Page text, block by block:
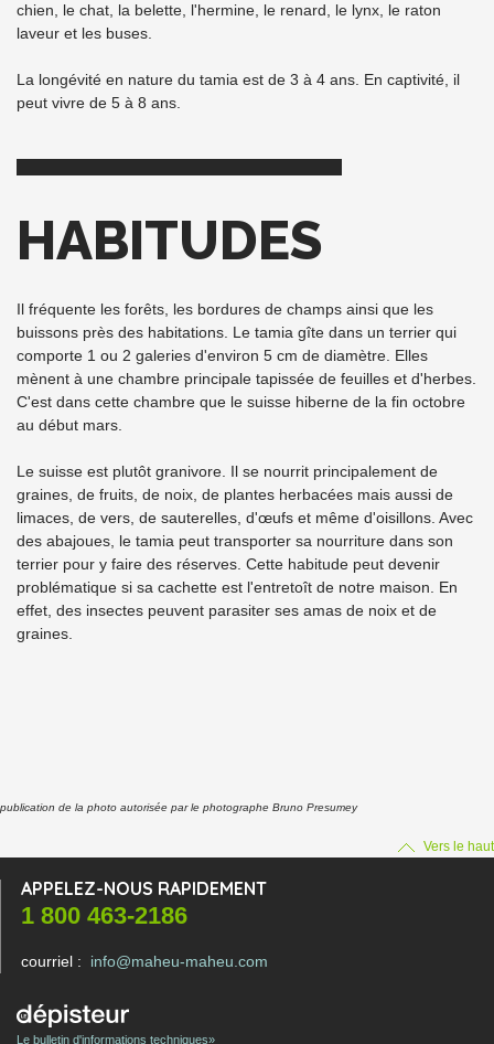
chien, le chat, la belette, l'hermine, le renard, le lynx, le raton
laveur et les buses.
La longévité en nature du tamia est de 3 à 4 ans. En captivité, il
peut vivre de 5 à 8 ans.
HABITUDES
Il fréquente les forêts, les bordures de champs ainsi que les
buissons près des habitations. Le tamia gîte dans un terrier qui
comporte 1 ou 2 galeries d'environ 5 cm de diamètre. Elles
mènent à une chambre principale tapissée de feuilles et d'herbes.
C'est dans cette chambre que le suisse hiberne de la fin octobre
au début mars.
Le suisse est plutôt granivore. Il se nourrit principalement de
graines, de fruits, de noix, de plantes herbacées mais aussi de
limaces, de vers, de sauterelles, d'œufs et même d'oisillons. Avec
des abajoues, le tamia peut transporter sa nourriture dans son
terrier pour y faire des réserves. Cette habitude peut devenir
problématique si sa cachette est l'entretoît de notre maison. En
effet, des insectes peuvent parasiter ses amas de noix et de
graines.
publication de la photo autorisée par le photographe Bruno Presumey
Vers le haut
Le bulletin d'informations techniques»
APPELEZ-NOUS RAPIDEMENT
1 800 463-2186
courriel : info@maheu-maheu.com